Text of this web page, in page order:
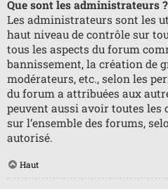
Que sont les administrateurs ?
Les administrateurs sont les
haut niveau de contrôle sur
tous les aspects du forum
bannissement, la création de
modérateurs, etc., selon les
du forum a attribuées aux
peuvent aussi avoir toutes les
sur l’ensemble des forums,
autorisé.
Haut